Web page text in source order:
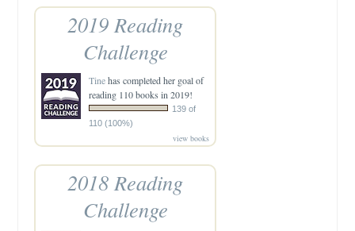
2019 Reading
Challenge
Tinehas completed her goal of
reading 110 books in 2019!
139 of
110 (100%)
view books
2018 Reading
Challenge